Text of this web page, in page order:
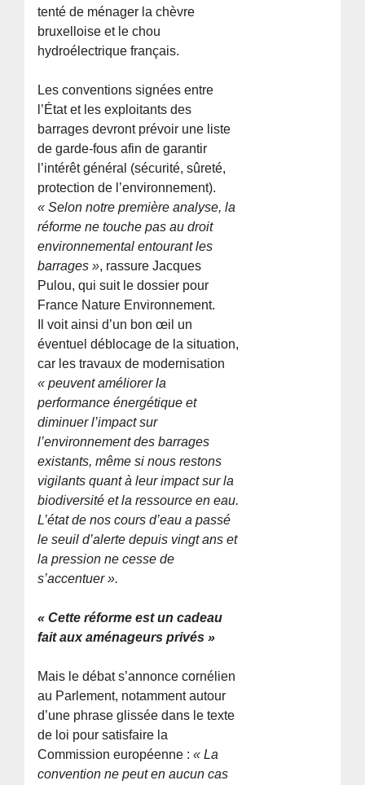
tenté de ménager la chèvre
bruxelloise et le chou
hydroélectrique français.
Les conventions signées entre
l’État et les exploitants des
barrages devront prévoir une liste
de garde-fous afin de garantir
l’intérêt général (sécurité, sûreté,
protection de l’environnement).
« Selon notre première analyse, la
réforme ne touche pas au droit
environnemental entourant les
barrages », rassure Jacques
Pulou, qui suit le dossier pour
France Nature Environnement.
Il voit ainsi d’un bon œil un
éventuel déblocage de la situation,
car les travaux de modernisation
« peuvent améliorer la
performance énergétique et
diminuer l’impact sur
l’environnement des barrages
existants, même si nous restons
vigilants quant à leur impact sur la
biodiversité et la ressource en eau.
L’état de nos cours d’eau a passé
le seuil d’alerte depuis vingt ans et
la pression ne cesse de
s’accentuer ».
« Cette réforme est un cadeau
fait aux aménageurs privés »
Mais le débat s’annonce cornélien
au Parlement, notamment autour
d’une phrase glissée dans le texte
de loi pour satisfaire la
Commission européenne :« La
convention ne peut en aucun cas